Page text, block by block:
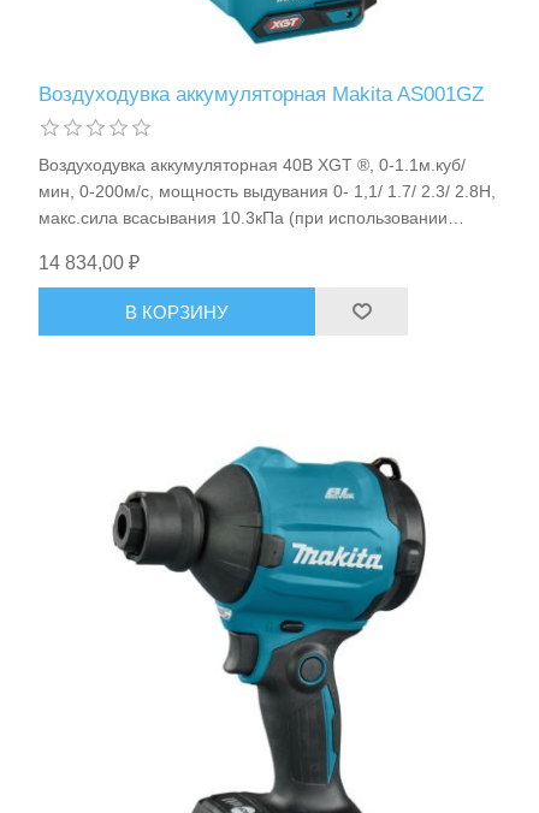
Для плиточных работ
Ручной инструмент
Воздуходувка аккумуляторная Makita AS001GZ
Воздуходувка аккумуляторная 40В XGT ®, 0-1.1м.куб/
мин, 0-200м/с, мощность выдувания 0- 1,1/ 1.7/ 2.3/ 2.8Н,
макс.сила всасывания 10.3кПа (при использовании
1.5-2.9кг Makita AS001GZ
14 834,00 ₽
В КОРЗИНУ